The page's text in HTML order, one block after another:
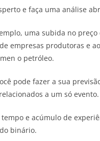
e faça uma análise
uma subida no
empresas produtoras e
o petróleo.
pode fazer a sua
a um só evento.
tempo e acúmulo de
binário.